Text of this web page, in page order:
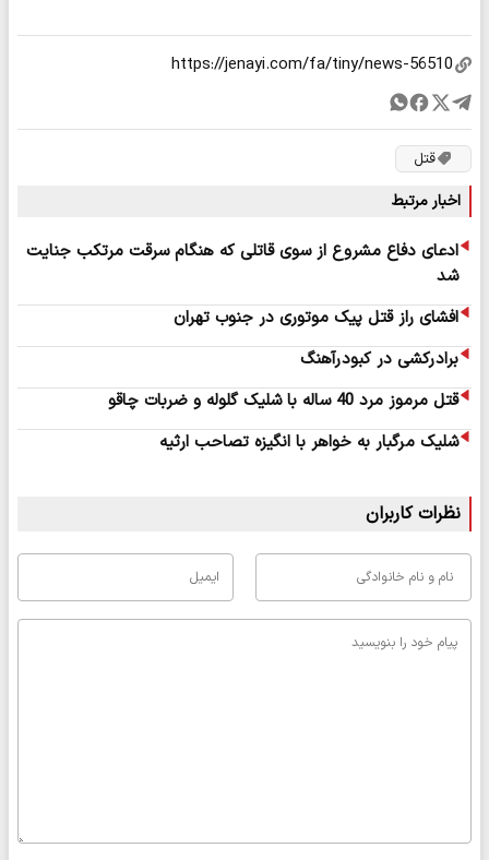
قتل
اخبار مرتبط
ادعای دفاع مشروع از سوی قاتلی که هنگام سرقت مرتکب جنایت
شد
افشای راز قتل پیک موتوری در جنوب تهران
برادرکشی در کبودرآهنگ
قتل مرموز مرد 40 ساله با شلیک گلوله و ضربات چاقو
شلیک مرگبار به خواهر با انگیزه تصاحب ارثیه
نظرات کاربران